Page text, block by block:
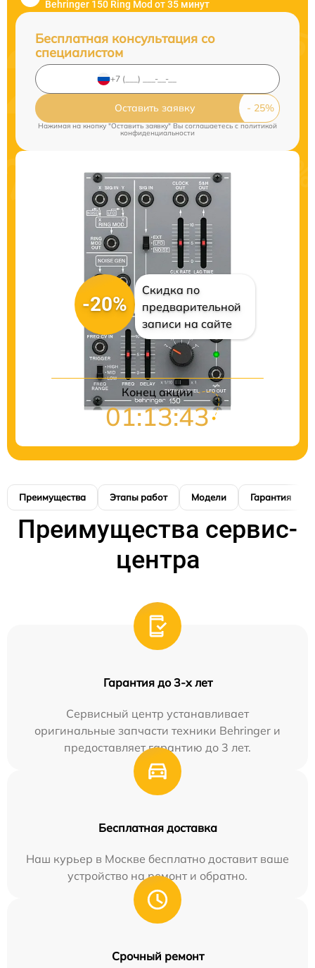
Behringer 150 Ring Mod от 35 минут
Бесплатная консультация со
специалистом
Оставить заявку
Нажимая на кнопку "Оставить заявку" Вы соглашаетесь cполитикой
конфиденциальности
-20%
Скидка по
предварительной
записи на сайте
Конец акции
01:13:42
Преимущества Этапы работ Модели Гарантия
Преимущества сервис-
центра
Гарантия до 3-х лет
Сервисный центр устанавливает
оригинальные запчасти техники Behringer и
предоставляет гарантию до 3 лет.
Бесплатная доставка
Наш курьер в Москве бесплатно доставит ваше
устройство на ремонт и обратно.
Срочный ремонт